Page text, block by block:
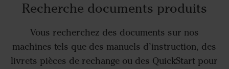
Recherche documents produits
Vous recherchez des documents sur nos
machines tels que des manuels d’instruction, des
livrets pièces de rechange ou des QuickStart pour